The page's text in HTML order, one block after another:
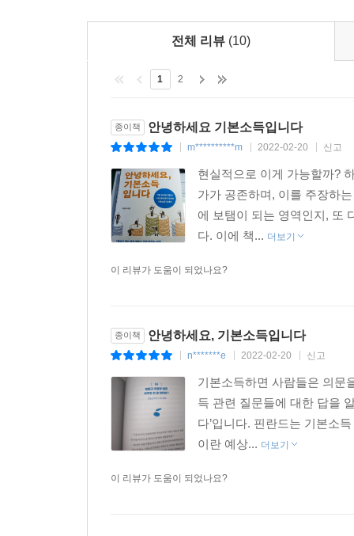
농민기본소득처럼 ‘기본소득’이라는 이름이 붙
가지 충족 요건을 가진다. 보편성은 모든 사람이
‘무조건’ 지급된다는 뜻이며, 개별성은 가족이나
특정한 대상에게만 지급되는 경기도 청년기본
차이가 있다는 것을 알 수 있다.
“힘들고 위험한 일은 아무도 안 할 텐데요?”
핀란드의 기본소득 실험이 우리에게 말해주는 것들
기본소득에 대한 오해와 궁금증 파헤치기
기존 복지수당도 있는데 왜 기본소득까지 할까
예를 들면, ‘기본소득이 사람들을 게으르게 만
모두의 예상을 뒤집는 뜻밖의 결과를 보여주었다.
‘거의 완벽한 복지국가’ 핀란드는 2017년, 실업
안고 있던 기존 복지제도를 혁신하기 위한 과감
매달 조건 없이 2년 동안 지급했다.
전체 리뷰 (10)
1 2
종이책 안녕하세요 기본소득입니다
m**********m 2022-02-20 신고
현실적으로 이게 가능할까?
가가 공존하며, 이를 주장하
에 보탬이 되는 영역인지, 또
다. 이에 책... 더보기
이 리뷰가 도움이 되었나요?
종이책 안녕하세요, 기본소득입니다
n*******e 2022-02-20 신고
기본소득하면 사람들은 의문
득 관련 질문들에 대한 답을
다’입니다. 핀란드는 기본소
이란 예상... 더보기
이 리뷰가 도움이 되었나요?